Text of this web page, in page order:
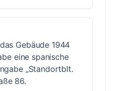
Gebäude 1944
eine spanische
„Standortblt.
86.